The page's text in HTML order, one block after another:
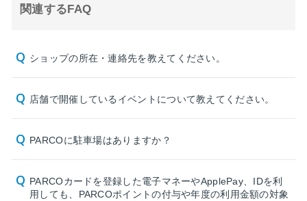
関連するFAQ
ショップの所在・連絡先を教えてください。
店舗で開催しているイベントについて教えてください。
PARCOに駐車場はありますか？
PARCOカードを登録した電子マネーやApplePay、IDを利
用しても、PARCOポイントの付与や年度の利用金額の対象